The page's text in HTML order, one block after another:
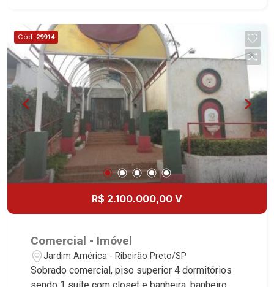
Corredor lateral - Jardim - Iluminação - 2 vagas
Martinelli Imobiliária, referência no mercado
imobiliário desde 2000. Especialistas em Venda,
Locação e Lançamentos! Avenida João Fiúsa,
1051 - Alto da Boa Vista | Ribeirão Preto.
Cód. 29914
R$ 2.100.000,00 V
Comercial - Imóvel
Jardim América - Ribeirão Preto/SP
Sobrado comercial, piso superior 4 dormitórios